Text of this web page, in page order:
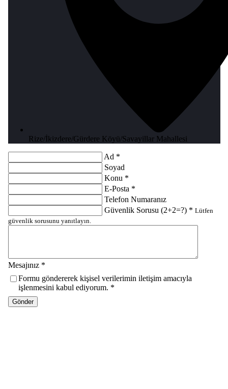
Rize/İkizdere/Gürdere Köyü/Savayillar Mahallesi
Ad *
Soyad
Konu *
E-Posta *
Telefon Numaranız
Güvenlik Sorusu (2+2=?) * Lütfen
güvenlik sorusunu yanıtlayın.
Mesajınız *
Formu göndererek kişisel verilerimin iletişim amacıyla
işlenmesini kabul ediyorum. *
Gönder